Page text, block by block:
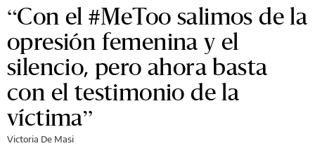
“Con el #MeToo salimos de la
opresión femenina y el
silencio, pero ahora basta
con el testimonio de la
víctima”
Victoria De Masi